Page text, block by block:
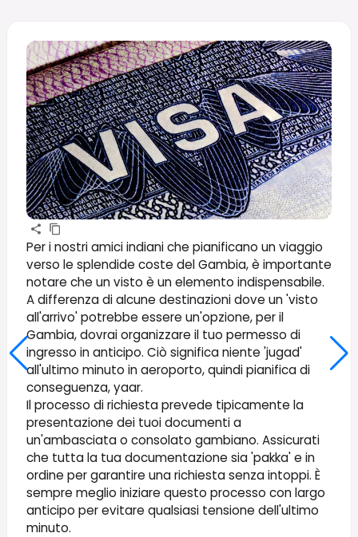
Per i nostri amici indiani che pianificano un viaggio
verso le splendide coste del Gambia, è importante
notare che un visto è un elemento indispensabile.
A differenza di alcune destinazioni dove un 'visto
all'arrivo' potrebbe essere un'opzione, per il
Gambia, dovrai organizzare il tuo permesso di
ingresso in anticipo. Ciò significa niente 'jugad'
all'ultimo minuto in aeroporto, quindi pianifica di
conseguenza, yaar.
Il processo di richiesta prevede tipicamente la
presentazione dei tuoi documenti a
un'ambasciata o consolato gambiano. Assicurati
che tutta la tua documentazione sia 'pakka' e in
ordine per garantire una richiesta senza intoppi. È
sempre meglio iniziare questo processo con largo
anticipo per evitare qualsiasi tensione dell'ultimo
minuto.